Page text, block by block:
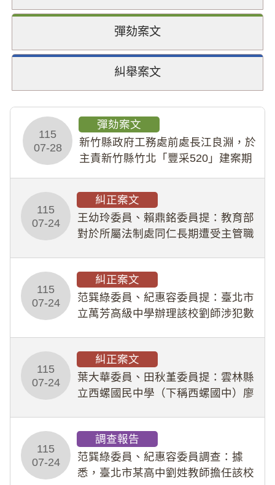
彈劾案文
糾舉案文
115
07-28
彈劾案文
新竹縣政府工務處前處長江良淵，於
主責新竹縣竹北「豐采520」建案期
幣1,483萬餘元，並長期收受建商餽
贈；復罔顧公共安全，圖利默許建商
於停工期間
115
07-24
糾正案文
王幼玲委員、賴鼎銘委員提：教育部
對於所屬法制處同仁長期遭受主管職
人員保障法」及「職業安全衛生法」
所定維護公務人員
115
07-24
糾正案文
范巽綠委員、紀惠容委員提：臺北市
立萬芳高級中學辦理該校劉師涉犯數
業把關與糾錯功能，不僅首份調查報
告漏未審酌師生不
115
07-24
糾正案文
葉大華委員、田秋堇委員提：雲林縣
立西螺國民中學（下稱西螺國中）廖
教羽球隊學生等行為，歷經該校校園
事件處理會議（下
115
07-24
調查報告
范巽綠委員、紀惠容委員調查：據
悉，臺北市某高中劉姓教師擔任該校